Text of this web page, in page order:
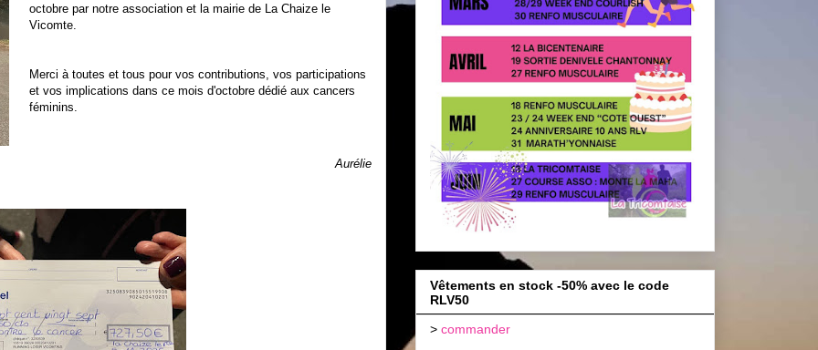
octobre par notre association et la mairie de La Chaize le
Vicomte.
Merci à toutes et tous pour vos contributions, vos participations
et vos implications dans ce mois d'octobre dédié aux cancers
féminins.
Aurélie
Vêtements en stock -50% avec le code
RLV50
> commander